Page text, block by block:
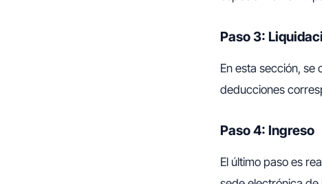
Paso 3:
En esta sección,
deducciones
Paso 4: Ingreso
El último paso es